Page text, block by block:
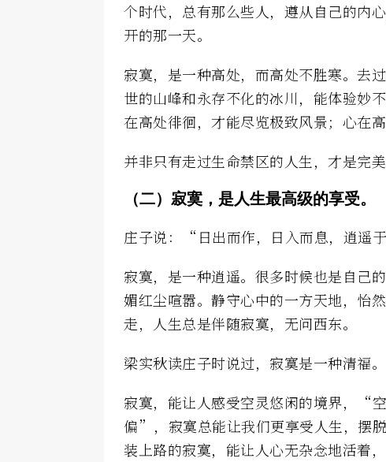
个时代，总有那么些人，遵从自己的内
开的那一天。
寂寞，是一种高处，而高处不胜寒。去
世的山峰和永存不化的冰川，能体验妙
在高处徘徊，才能尽览极致风景；心在
并非只有走过生命禁区的人生，才是完
（二）寂寞，是人生最高级的享受。
庄子说：“日出而作，日入而息，逍遥
寂寞，是一种逍遥。很多时候也是自己
媚红尘喧嚣。静守心中的一方天地，怡
走，人生总是伴随寂寞，无问西东。
梁实秋读庄子时说过，寂寞是一种清福。
寂寞，能让人感受空灵悠闲的境界，“
偏”，寂寞总能让我们更享受人生，摆
装上路的寂寞，能让人心无杂念地活